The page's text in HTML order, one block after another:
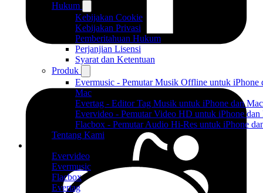
Hukum
Kebijakan Cookie
Kebijakan Privasi
Pemberitahuan Hukum
Perjanjian Lisensi
Syarat dan Ketentuan
Produk
Evermusic - Pemutar Musik Offline untuk iPhone
Mac
Evertag - Editor Tag Musik untuk iPhone dan Mac
Evervideo - Pemutar Video HD untuk iPhone dan
Flacbox - Pemutar Audio Hi-Res untuk iPhone
Tentang Kami
Evervideo
Evermusic
Flacbox
Evertag